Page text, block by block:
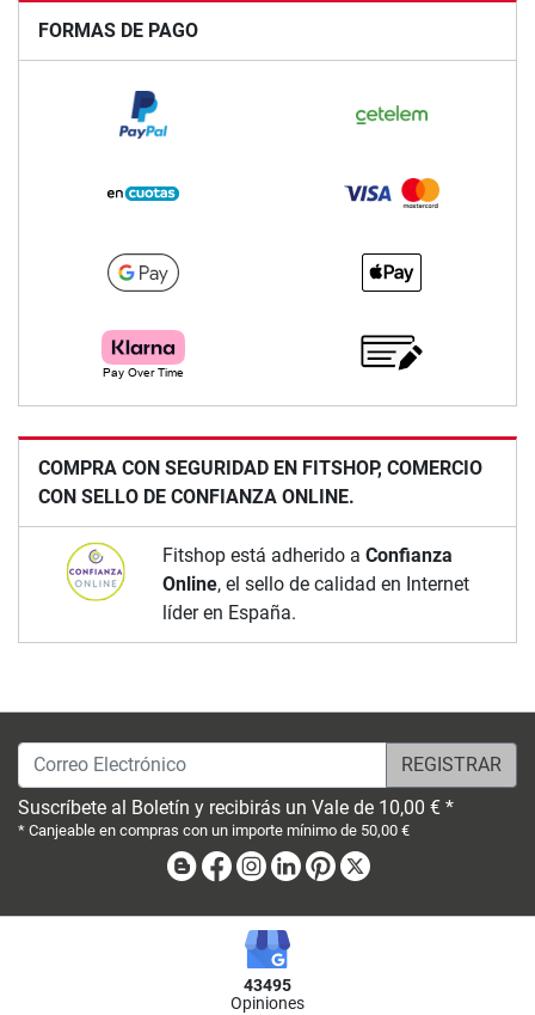
FORMAS DE PAGO
COMPRA CON SEGURIDAD EN FITSHOP, COMERCIO
CON SELLO DE CONFIANZA ONLINE.
Fitshop está adherido a Confianza
Online, el sello de calidad en Internet
líder en España.
Correo Electrónico
Suscríbete al Boletín y recibirás un Vale de 10,00 € *
* Canjeable en compras con un importe mínimo de 50,00 €
BlogFacebook
Instagram
LinkedinPinterest
43495
Opiniones